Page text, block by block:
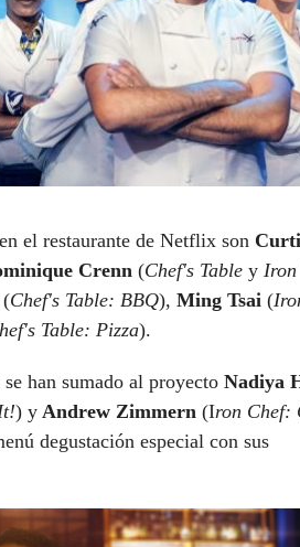
el restaurante de Netflix son
Crenn (Chef's Table y
(Chef's Table: BBQ), Ming Tsai (
Table: Pizza).
han sumado al proyecto Nadiya
) y Andrew Zimmern (Iron Chef:
degustación especial con sus